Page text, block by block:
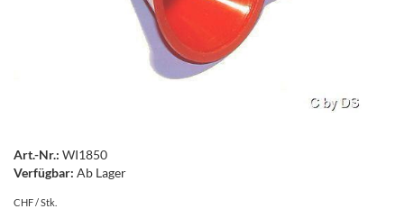
Art.-Nr.: WI1850
Verfügbar: Ab Lager
CHF / Stk.